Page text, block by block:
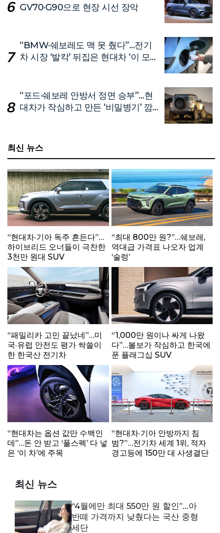
GV70·G90으로 현장 시선 장악
“BMW·쉐보레도 맥 못 췄다”…전기
차 시장 ‘발칵’ 뒤집은 현대차 ‘이 모
“포드·쉐보레 안방서 정면 승부”…현
대차가 작심하고 만든 ‘비밀병기’ 깜
최신 뉴스
“현대차·기아 독주 흔든다”…
하이브리드 오너들이 극찬한
3천만 원대 SUV
“최대 800만 원?”…쉐보레,
역대급 가격표 나오자 업계
‘술렁’
“패밀리카 고민 끝났네”…미
국·유럽 안전도 평가 싹쓸이
한 한국산 전기차
“1,000만 원이나 싸게 나왔
다”…볼보가 작심하고 한국에
푼 플래그십 SUV
“현대차는 옵션 값만 수백인
데”…돈 안 받고 ‘풀스펙’ 다 넣
은 ‘이 차’에 주목
“현대차·기아 안방까지 침
범?”…전기차 세계 1위, 적자
경고등에 150만 대 사생결단
최신 뉴스
“4월에만 최대 550만 원 할인”…아
반떼 가격까지 낮췄다는 국산 중형
세단